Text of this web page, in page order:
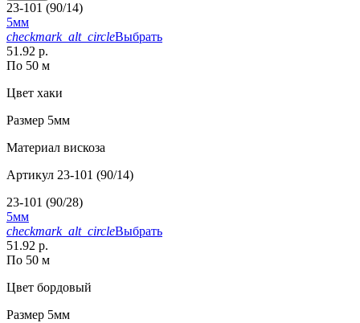
23-101 (90/14)
5мм
checkmark_alt_circleВыбрать
51.92 р.
По 50 м
Цвет хаки
Размер 5мм
Материал вискоза
Артикул 23-101 (90/14)
23-101 (90/28)
5мм
checkmark_alt_circleВыбрать
51.92 р.
По 50 м
Цвет бордовый
Размер 5мм